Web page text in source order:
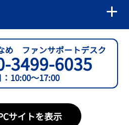
め ファンサポートデスク
3499-6035
10:00～17:00
サイトを表示